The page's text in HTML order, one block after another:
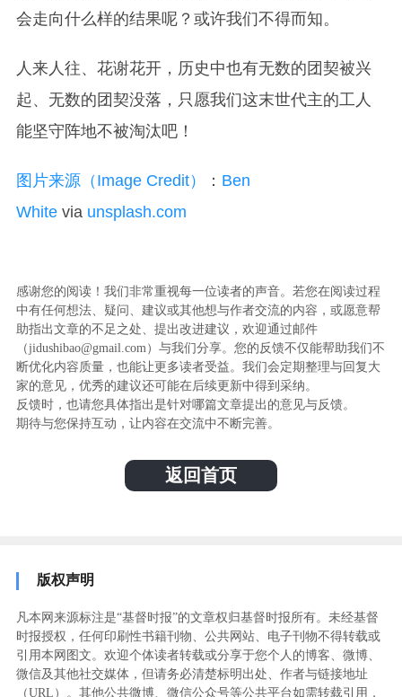
会走向什么样的结果呢？或许我们不得而知。
人来人往、花谢花开，历史中也有无数的团契被兴
起、无数的团契没落，只愿我们这末世代主的工人
能坚守阵地不被淘汰吧！
图片来源（Image Credit） ： Ben
Whitevia unsplash.com
感谢您的阅读！我们非常重视每一位读者的声音。若您在阅读过程
中有任何想法、疑问、建议或其他想与作者交流的内容，或愿意帮
助指出文章的不足之处、提出改进建议，欢迎通过邮件
（jidushibao@gmail.com）与我们分享。您的反馈不仅能帮助我们不
断优化内容质量，也能让更多读者受益。我们会定期整理与回复大
家的意见，优秀的建议还可能在后续更新中得到采纳。
反馈时，也请您具体指出是针对哪篇文章提出的意见与反馈。
期待与您保持互动，让内容在交流中不断完善。
返回首页
版权声明
凡本网来源标注是“基督时报”的文章权归基督时报所有。未经基督
时报授权，任何印刷性书籍刊物、公共网站、电子刊物不得转载或
引用本网图文。欢迎个体读者转载或分享于您个人的博客、微博、
微信及其他社交媒体，但请务必清楚标明出处、作者与链接地址
（URL）。其他公共微博、微信公众号等公共平台如需转载引用，